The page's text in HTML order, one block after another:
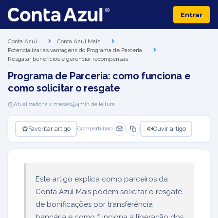
Entrar
Conta Azul
Conta Azul Mais
Potencializar as vantagens do Programa de Parceria
Resgatar benefícios e gerenciar recompensas
Programa de Parceria: como funciona e
como solicitar o resgate
Atualizadohá 2 meses 4min de leitura
Favoritar artigo Compartilhar: Ouvir artigo
Este artigo explica como parceiros da
Conta Azul Mais podem solicitar o resgate
de bonificações por transferência